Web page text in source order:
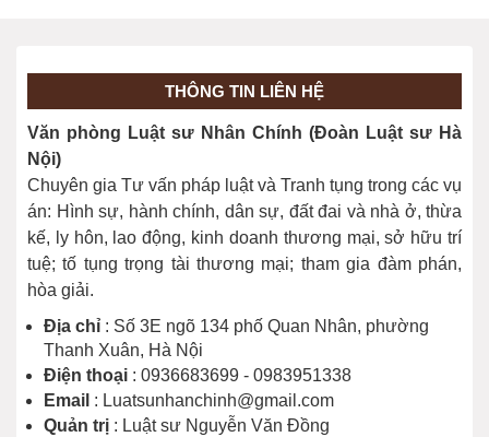
Thành lập 23 Viện kiểm sát nhân dân
cấp tỉnh
THÔNG TIN LIÊN HỆ
Văn phòng Luật sư Nhân Chính (Đoàn Luật sư Hà
Nội)
Chuyên gia Tư vấn pháp luật và Tranh tụng trong các vụ
án: Hình sự, hành chính, dân sự, đất đai và nhà ở, thừa
kế, ly hôn, lao động, kinh doanh thương mại, sở hữu trí
tuệ; tố tụng trọng tài thương mại; tham gia đàm phán,
hòa giải.
Địa chỉ : Số 3E ngõ 134 phố Quan Nhân, phường
Thanh Xuân, Hà Nội
Điện thoại : 0936683699 - 0983951338
Email : Luatsunhanchinh@gmail.com
Quản trị : Luật sư Nguyễn Văn Đồng